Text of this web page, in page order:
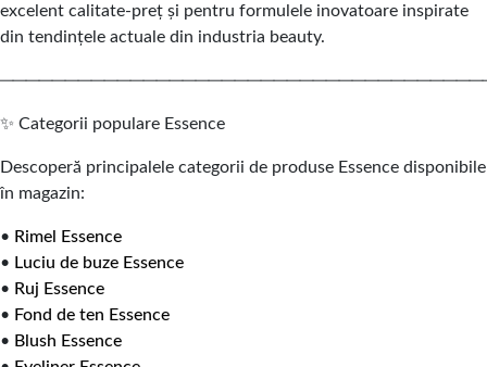
excelent calitate-preț și pentru formulele inovatoare inspirate
din tendințele actuale din industria beauty.
✨ Categorii populare Essence
Descoperă principalele categorii de produse Essence disponibile
în magazin:
• Rimel Essence
• Luciu de buze Essence
• Ruj Essence
• Fond de ten Essence
• Blush Essence